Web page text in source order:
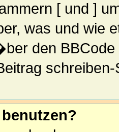
[ und ]
was und wie
den